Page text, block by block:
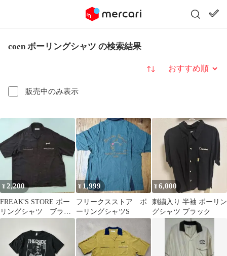
coen ボーリングシャツ の検索結果
販売中のみ表示
並び替え
¥2,200
FREAK'S STORE ボー
リングシャツ ブラッ
ク
¥ 1,999
フリークスストア ボ
ーリングシャツS
¥6,000
刺繍入り 半袖 ボーリン
グシャツ ブラック